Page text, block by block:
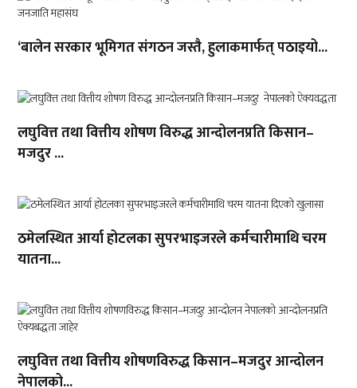
‘बालेन सरकार भूमिगत संगठन जस्तै, हुलाकमार्फत् पठाइयो...
लघुवित्त तथा वित्तीय शोषण विरुद्ध आन्दोलनप्रति किसान–
मजदुर ...
ठमेलस्थित आर्या होटलका सुपरभाइजरले कर्मचारीमाथि चरम
यातना...
लघुवित्त तथा वित्तीय शोषणविरुद्ध किसान–मजदुर आन्दोलन
नेपालको...